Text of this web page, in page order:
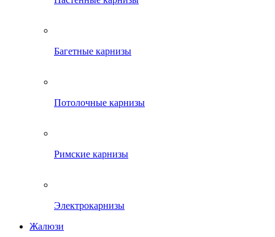
Багетные карнизы
Потолочные карнизы
Римские карнизы
Электрокарнизы
Жалюзи